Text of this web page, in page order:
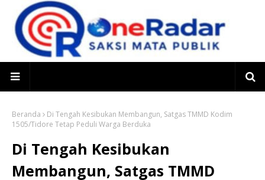
Beranda
Di Tengah Kesibukan Membangun, Satgas TMMD Kodim
1505/Tidore Tetap Peduli Warga Berduka
Di Tengah Kesibukan
Membangun, Satgas TMMD